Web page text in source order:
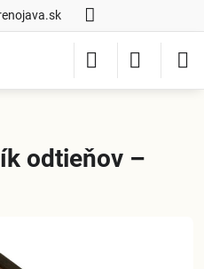
odtieňov –